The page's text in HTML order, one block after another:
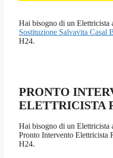
Hai bisogno di un Elettricista
Sostituzione Salvavita Casal
H24.
PRONTO
ELETTRICISTA
Hai bisogno di un Elettricista
Pronto Intervento Elettricista
H24.